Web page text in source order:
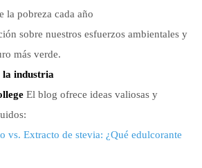
la pobreza cada año
sobre nuestros esfuerzos ambientales y
más verde.
la industria
El blog ofrece ideas valiosas y
vs. Extracto de stevia: ¿Qué edulcorante